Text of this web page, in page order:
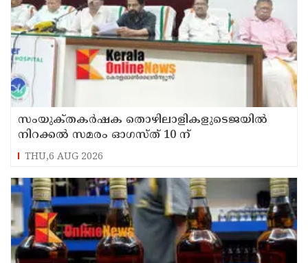
സംയുക്‌തകർഷക തൊഴിലാളികളുടെജയിൽ
നിറക്കൽ സമരം ഓഗസ്ത് 10 ന്
THU,6 AUG 2026